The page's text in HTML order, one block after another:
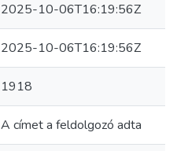
2025-10-06T16:19:56Z
2025-10-06T16:19:56Z
1918
A címet a feldolgozó adta